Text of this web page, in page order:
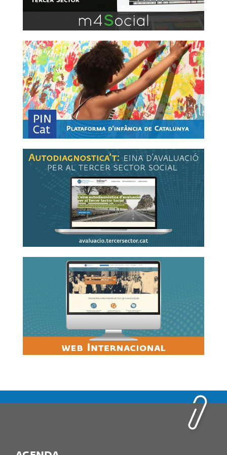
Link a pincat
Link a web de mesura de cultura d'avaluació de la
teva entitat
Link al web sobre fons europeus per al tercer